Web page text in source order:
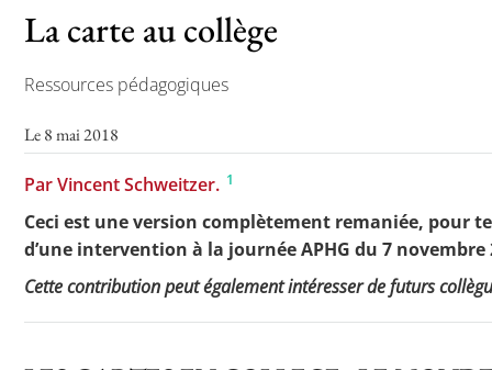
Concours scolaires
Conférences, tables rondes
Culture
La carte au collège
Ressources pédagogiques
Le 8 mai 2018
Par Vincent Schweitzer. 1
Ceci est une version complètement remaniée, pour
d’une intervention à la journée APHG du 7 novembre
Cette contribution peut également intéresser de futurs